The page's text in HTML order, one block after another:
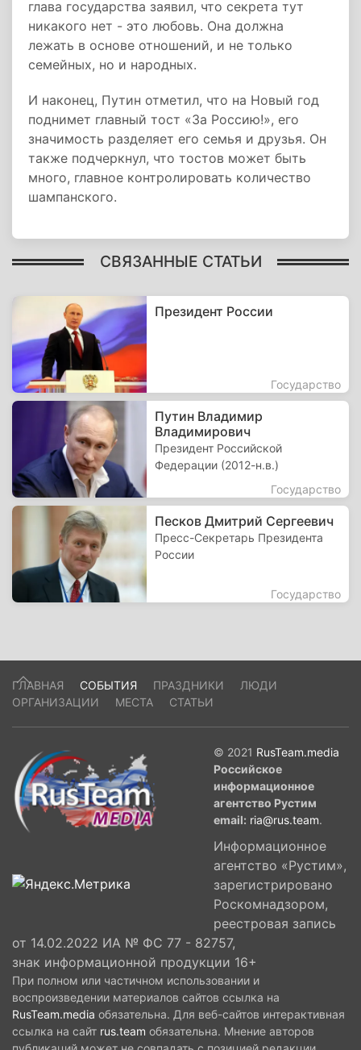
глава государства заявил, что секрета тут
никакого нет - это любовь. Она должна
лежать в основе отношений, и не только
семейных, но и народных.
И наконец, Путин отметил, что на Новый год
поднимет главный тост «За Россию!», его
значимость разделяет его семья и друзья. Он
также подчеркнул, что тостов может быть
много, главное контролировать количество
шампанского.
СВЯЗАННЫЕ СТАТЬИ
Президент России
Государство
Путин Владимир
Владимирович
Президент Российской
Федерации (2012-н.в.)
Государство
Песков Дмитрий Сергеевич
Пресс-Секретарь Президента
России
Государство
ГЛАВНАЯ СОБЫТИЯ ПРАЗДНИКИ
ЛЮДИ
ОРГАНИЗАЦИИ
МЕСТА СТАТЬИ
© 2021 RusTeam.media
Российское
информационное
агентство Рустим
email: ria@rus.team.
Информационное
агентство «Рустим»,
зарегистрировано
Роскомнадзором,
реестровая запись
от 14.02.2022 ИА № ФС 77 - 82757,
знак информационной продукции 16+
При полном или частичном использовании и
воспроизведении материалов сайтов ссылка на
RusTeam.media обязательна. Для веб-сайтов интерактивная
ссылка на сайт rus.team обязательна. Мнение авторов